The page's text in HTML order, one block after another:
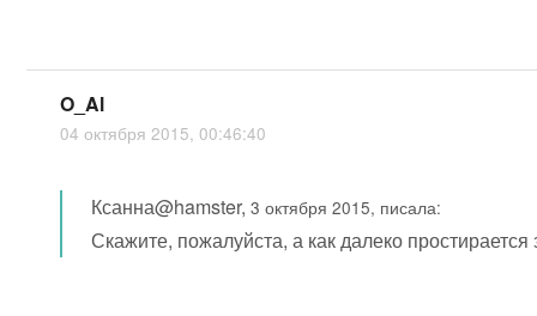
O_Al
04 октября 2015, 00:46:40
Ксанна@hamster,3 октября 2015, писала:
Скажите, пожалуйста, а как далеко